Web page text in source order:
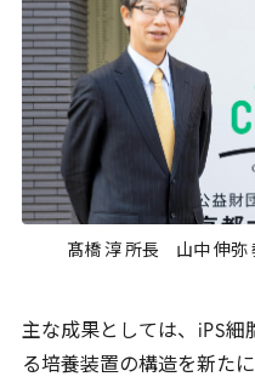
髙橋 淳 所長 山中 伸弥
主な成果としては、 iPS細
る培養装置の構造を新た